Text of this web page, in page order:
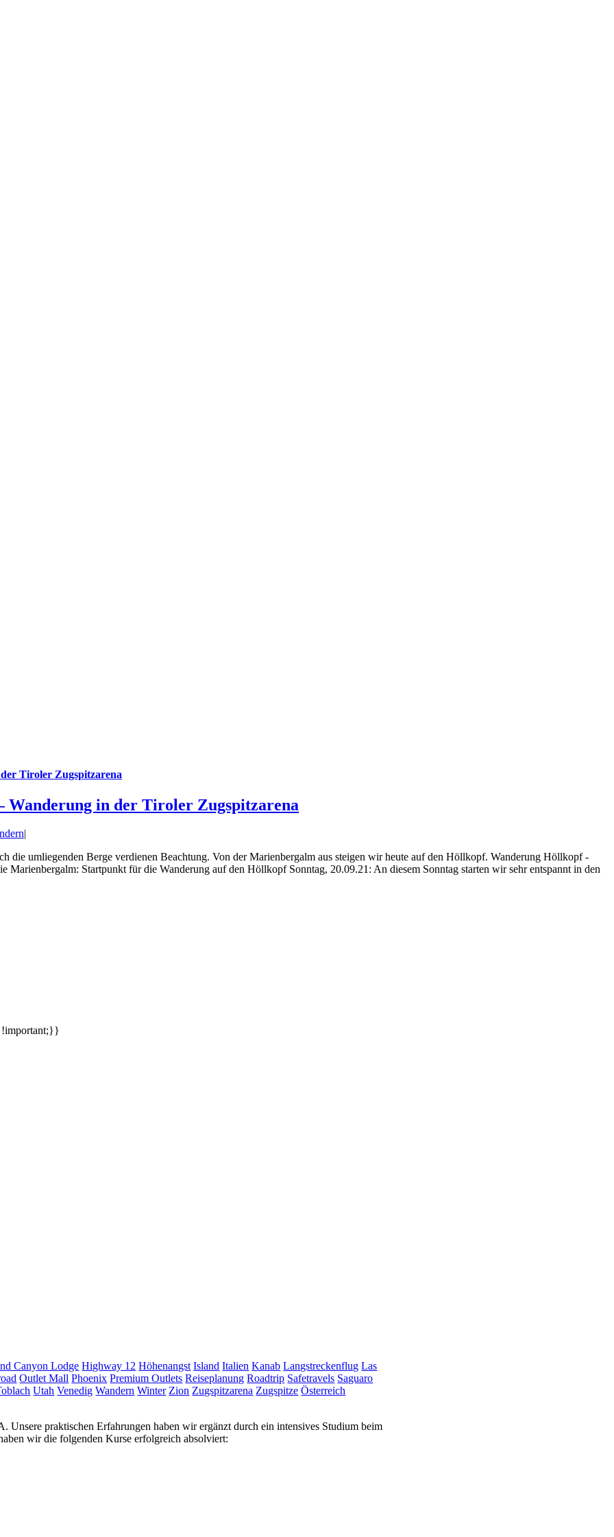
Tiroler Zugspitzarena
in der Tiroler Zugspitzarena
|
die umliegenden Berge verdienen Beachtung. Von der Marienbergalm aus steigen wir heute auf den Höllkopf. Wanderung Höllkopf -
Startpunkt für die Wanderung auf den Höllkopf Sonntag, 20.09.21: An diesem Sonntag starten wir sehr entspannt in den
!important;}}
Canyon Lodge Highway 12 Höhenangst Island Italien Kanab Langstreckenflug Las
Outlet Mall Phoenix Premium Outlets Reiseplanung Roadtrip Safetravels Saguaro
Utah Venedig Wandern Winter Zion Zugspitzarena Zugspitze Österreich
Unsere praktischen Erfahrungen haben wir ergänzt durch ein intensives Studium beim
wir die folgenden Kurse erfolgreich absolviert: